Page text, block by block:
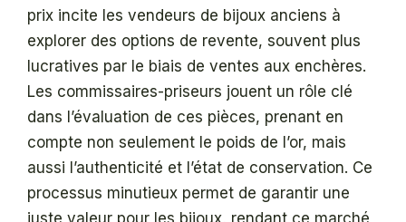
prix incite les vendeurs de bijoux anciens à
explorer des options de revente, souvent plus
lucratives par le biais de ventes aux enchères.
Les commissaires-priseurs jouent un rôle clé
dans l’évaluation de ces pièces, prenant en
compte non seulement le poids de l’or, mais
aussi l’authenticité et l’état de conservation. Ce
processus minutieux permet de garantir une
juste valeur pour les bijoux, rendant ce marché